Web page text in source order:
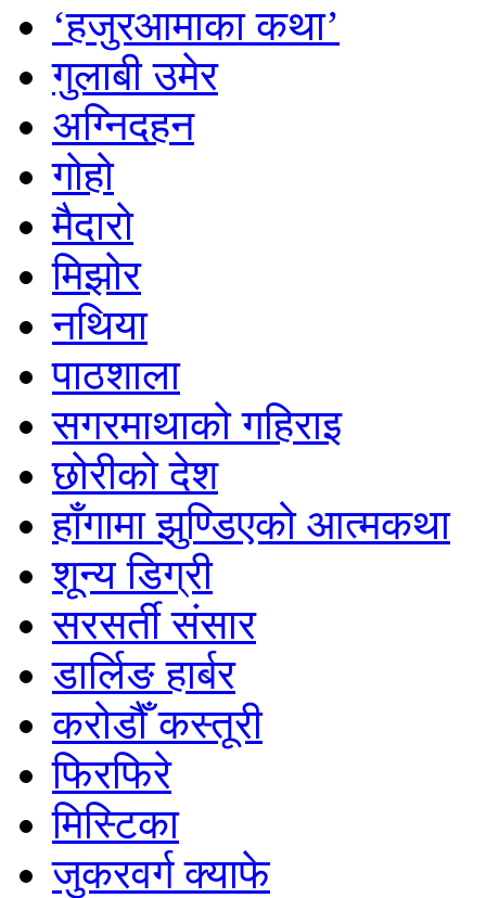
‘हजुरआमाका कथा’
गुलाबी उमेर
अग्निदहन
गोहो
मैदारो
मिझोर
नथिया
पाठशाला
सगरमाथाको गहिराइ
छोरीको देश
हाँगामा झुण्डिएको आत्मकथा
शून्य डिग्री
सरसर्ती संसार
डार्लिङ हार्बर
करोडौँ कस्तूरी
फिरफिरे
मिस्टिका
जुकरवर्ग क्याफे